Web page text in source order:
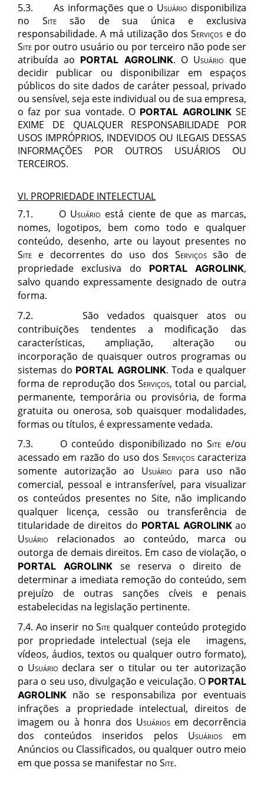
5.3. As informações que o Usuário disponibiliza
no Sitesão de sua única e exclusiva
responsabilidade. A má utilização dosServiços e do
Site por outro usuário ou por terceiro não pode ser
atribuída ao PORTAL AGROLINK. O Usuário que
decidir publicar ou disponibilizar em espaços
públicos do site dados de caráter pessoal, privado
ou sensível, seja este individual ou de sua empresa,
o faz por sua vontade. O PORTAL AGROLINKSE
EXIME DE QUALQUER RESPONSABILIDADE POR
USOS IMPRÓPRIOS, INDEVIDOS OU ILEGAIS DESSAS
INFORMAÇÕES POR OUTROS USUÁRIOS OU
TERCEIROS.
VI. PROPRIEDADE INTELECTUAL
7.1. O Usuário está ciente de que as marcas,
nomes, logotipos, bem como todo e qualquer
conteúdo, desenho, arte ou layout presentes no
Site e decorrentes do uso dos Serviçossão de
propriedade exclusiva do
PORTAL AGROLINK,
salvo quando expressamente designado de outra
forma.
7.2. São vedados quaisquer atos ou
contribuições tendentes a modificação das
características, ampliação, alteração ou
incorporação de quaisquer outros programas ou
sistemas do PORTAL AGROLINK. Toda e qualquer
forma de reprodução dosServiços, total ou parcial,
permanente, temporária ou provisória, de forma
gratuita ou onerosa, sob quaisquer modalidades,
formas ou títulos, é expressamente vedada.
7.3. O conteúdo disponibilizado noSite e/ou
acessado em razão do uso dos Serviçoscaracteriza
somente autorização ao Usuário para uso não
comercial, pessoal e intransferível, para visualizar
os conteúdos presentes no Site, não implicando
qualquer licença, cessão ou transferência de
titularidade de direitos do PORTAL AGROLINK ao
Usuário relacionados ao conteúdo, marca ou
outorga de demais direitos. Em caso de violação, o
PORTAL AGROLINK
se reserva o direito de
determinar a imediata remoção do conteúdo, sem
prejuízo de outras sanções cíveis e penais
estabelecidas na legislação pertinente.
7.4. Ao inserir noSite qualquer conteúdo protegido
por propriedade intelectual (seja ele imagens,
vídeos, áudios, textos ou qualquer outro formato),
o Usuário declara ser o titular ou ter autorização
para o seu uso, divulgação e veiculação. O PORTAL
AGROLINK não se responsabiliza por eventuais
infrações a propriedade intelectual, direitos de
imagem ou à honra dos Usuários em decorrência
dos conteúdos inseridos pelos Usuários em
Anúncios ou Classificados, ou qualquer outro meio
em que possa se manifestar no Site.